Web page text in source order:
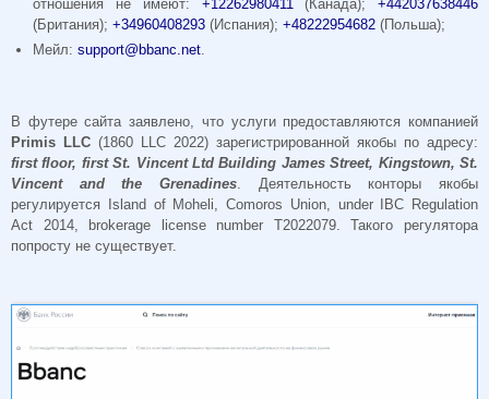
отношения не имеют: +12262980411(Канада);+442037638446
(Британия);+34960408293 (Испания);+48222954682 (Польша);
Мейл:support@bbanc.net.
В футере сайта заявлено, что услуги предоставляются компанией
Primis LLC (1860 LLC 2022) зарегистрированной якобы по адресу:
first floor, first St. Vincent Ltd Building James Street, Kingstown, St.
Vincent and the Grenadines . Деятельность конторы якобы
регулируется Island of Moheli, Comoros Union, under IBC Regulation
Act 2014, brokerage license number T2022079. Такого регулятора
попросту не существует.